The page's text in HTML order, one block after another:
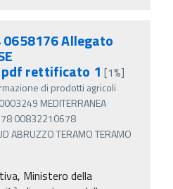
0658176 Allegato
rettificato 1[1%]
di prodotti agricoli
MEDITERRANEA
00832210678
ABRUZZO TERAMO TERAMO
Ministero della